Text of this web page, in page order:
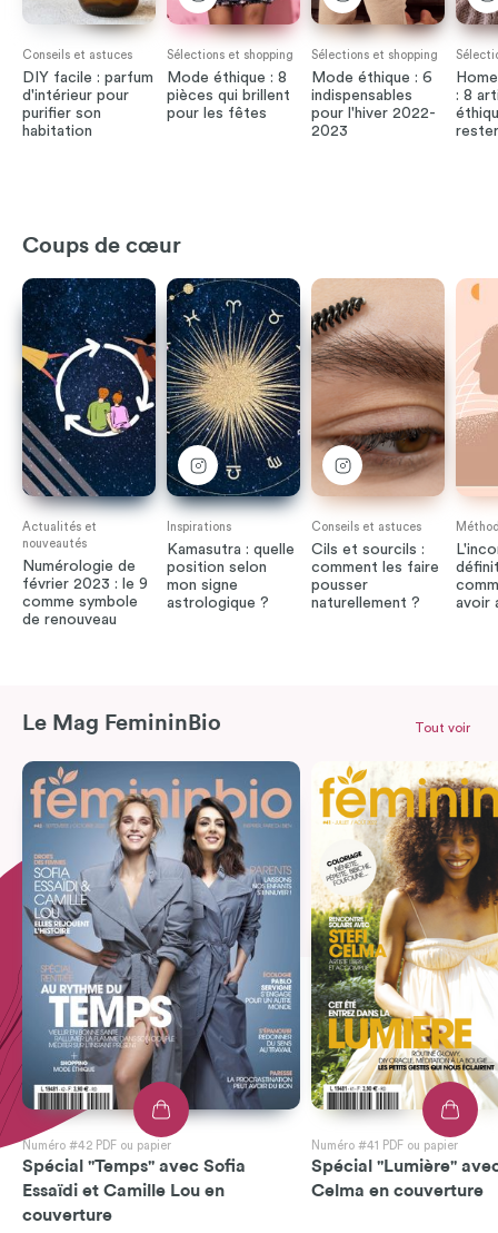
Conseils et astuces
DIY facile : parfum
d'intérieur pour
purifier son
habitation
Sélections et shopping
Mode éthique : 8
pièces qui brillent
pour les fêtes
Sélections et shopping
Mode éthique : 6
indispensables
pour l'hiver 2022-
2023
: 8
Coups de cœur
Actualités et
nouveautés
Numérologie de
février 2023 : le 9
comme symbole
de renouveau
Inspirations
Kamasutra : quelle
position selon
mon signe
astrologique ?
Conseils et astuces
Cils et sourcils :
comment les faire
pousser
naturellement ?
avoir
Le Mag FemininBio
Numéro #42 PDF ou papier
Spécial "Temps" avec Sofia
Essaïdi et Camille Lou en
couverture
Numéro #41 PDF ou papier
Spécial "Lumière"
Celma en couverture
Tout voir